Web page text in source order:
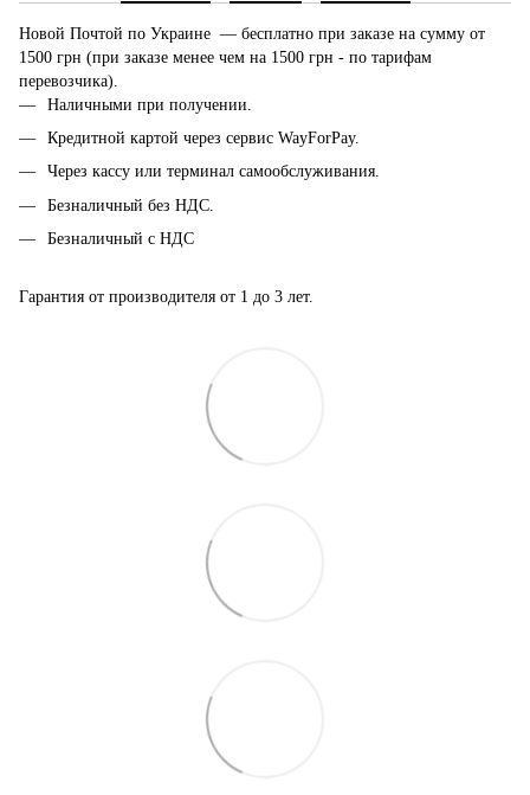
Новой Почтой по Украине — бесплатно при заказе на сумму от
1500 грн (при заказе менее чем на 1500 грн - по тарифам
перевозчика).
Наличными при получении.
Кредитной картой через сервис WayForPay.
Через кассу или терминал самообслуживания.
Безналичный без НДС.
Безналичный с НДС
Гарантия от производителя от 1 до 3 лет.